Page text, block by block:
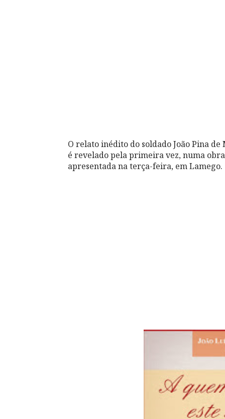
O relato inédito do soldado João Pina
é revelado pela primeira vez, numa
apresentada na terça-feira, em Lamego.